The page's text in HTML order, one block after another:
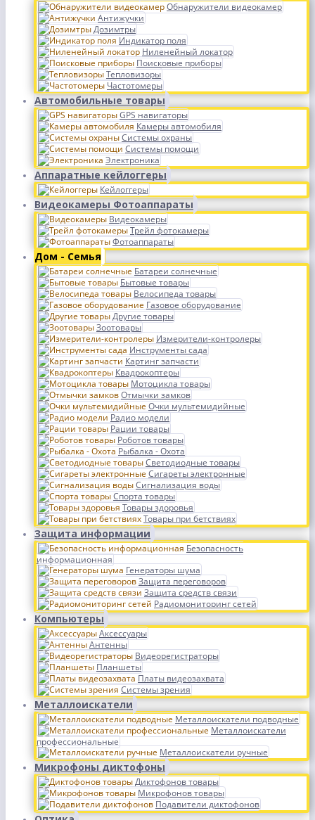
Обнаружители видеокамер
Антижучки
Дозимтры
Индикатор поля
Ниленейный локатор
Поисковые приборы
Тепловизоры
Частотомеры
Автомобильные товары
GPS навигаторы
Камеры автомобиля
Системы охраны
Системы помощи
Электроника
Аппаратные кейлоггеры
Кейлоггеры
Видеокамеры Фотоаппараты
Видеокамеры
Трейл фотокамеры
Фотоаппараты
Дом - Семья
Батареи солнечные
Бытовые товары
Велосипеда товары
Газовое оборудование
Другие товары
Зоотовары
Измерители-контролеры
Инструменты сада
Картинг запчасти
Квадрокоптеры
Мотоцикла товары
Отмычки замков
Очки мультемидийные
Радио модели
Рации товары
Роботов товары
Рыбалка - Охота
Светодиодные товары
Сигареты электронные
Сигнализация воды
Спорта товары
Товары здоровья
Товары при бетствиях
Защита информации
Безопасность
информационная
Генераторы шума
Защита переговоров
Защита средств связи
Радиомониторинг сетей
Компьютеры
Аксессуары
Антенны
Видеорегистраторы
Планшеты
Платы видеозахвата
Системы зрения
Металлоискатели
Металлоискатели подводные
Металлоискатели
профессиональные
Металлоискатели ручные
Микрофоны диктофоны
Диктофонов товары
Микрофонов товары
Подавители диктофонов